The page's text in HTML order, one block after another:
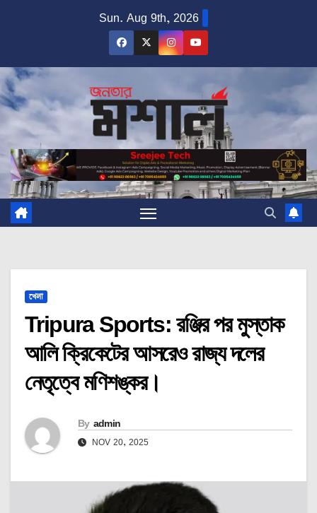
Sun. Aug 9th, 2026
খেলা
Tripura Sports: রঞ্জির পর মুস্তাক
আলি ক্রিকেটের আসরেও রাজ্য দলের
নেতৃত্বে মণিশঙ্কর।
By admin
NOV 20, 2025